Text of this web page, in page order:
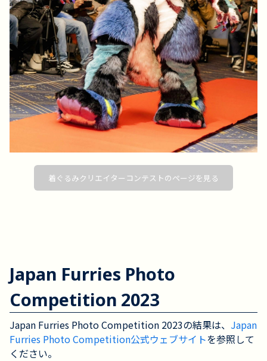
着ぐるみクリエイターコンテストのページを見る
Japan Furries Photo
Competition 2023
Japan Furries Photo Competition 2023の結果は、 Japan
Furries Photo Competition公式ウェブサイトを参照して
ください。